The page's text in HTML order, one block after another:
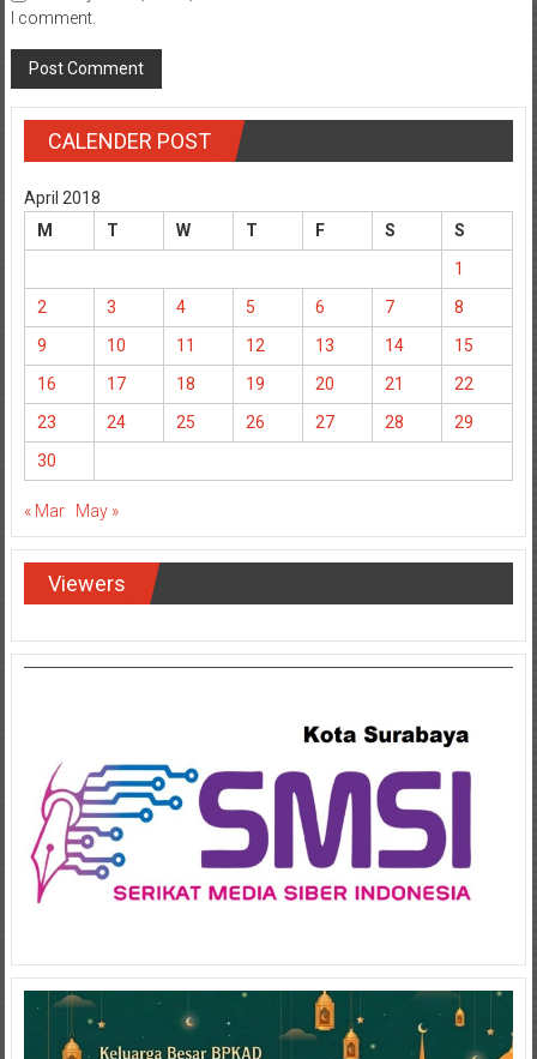
I comment.
CALENDER POST
April 2018
M
T W T F S
S
1
2
3 4 5 6 7
8
9
10 11 12 13 14
15
16
17 18 19 20 21
22
23
24 25 26 27 28
29
30
« Mar May »
Viewers